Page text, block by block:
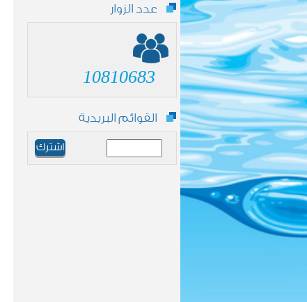
عدد الزوار
10810683
القوائم البريدية